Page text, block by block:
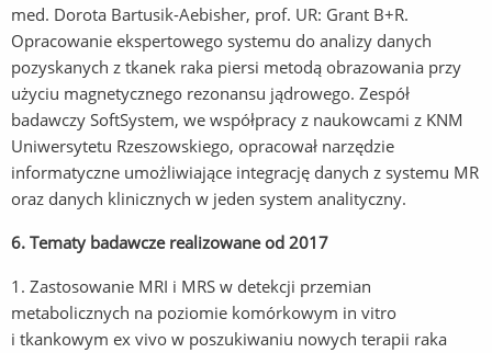
med. Dorota Bartusik-Aebisher, prof. UR: Grant B+R.
Opracowanie ekspertowego systemu do analizy danych
pozyskanych z tkanek raka piersi metodą obrazowania przy
użyciu magnetycznego rezonansu jądrowego. Zespół
badawczy SoftSystem, we współpracy z naukowcami z KNM
Uniwersytetu Rzeszowskiego, opracował narzędzie
informatyczne umożliwiające integrację danych z systemu MR
oraz danych klinicznych w jeden system analityczny.
6. Tematy badawcze realizowane od 2017
1. Zastosowanie MRI i MRS w detekcji przemian
metabolicznych na poziomie komórkowym in vitro
i tkankowym ex vivo w poszukiwaniu nowych terapii raka